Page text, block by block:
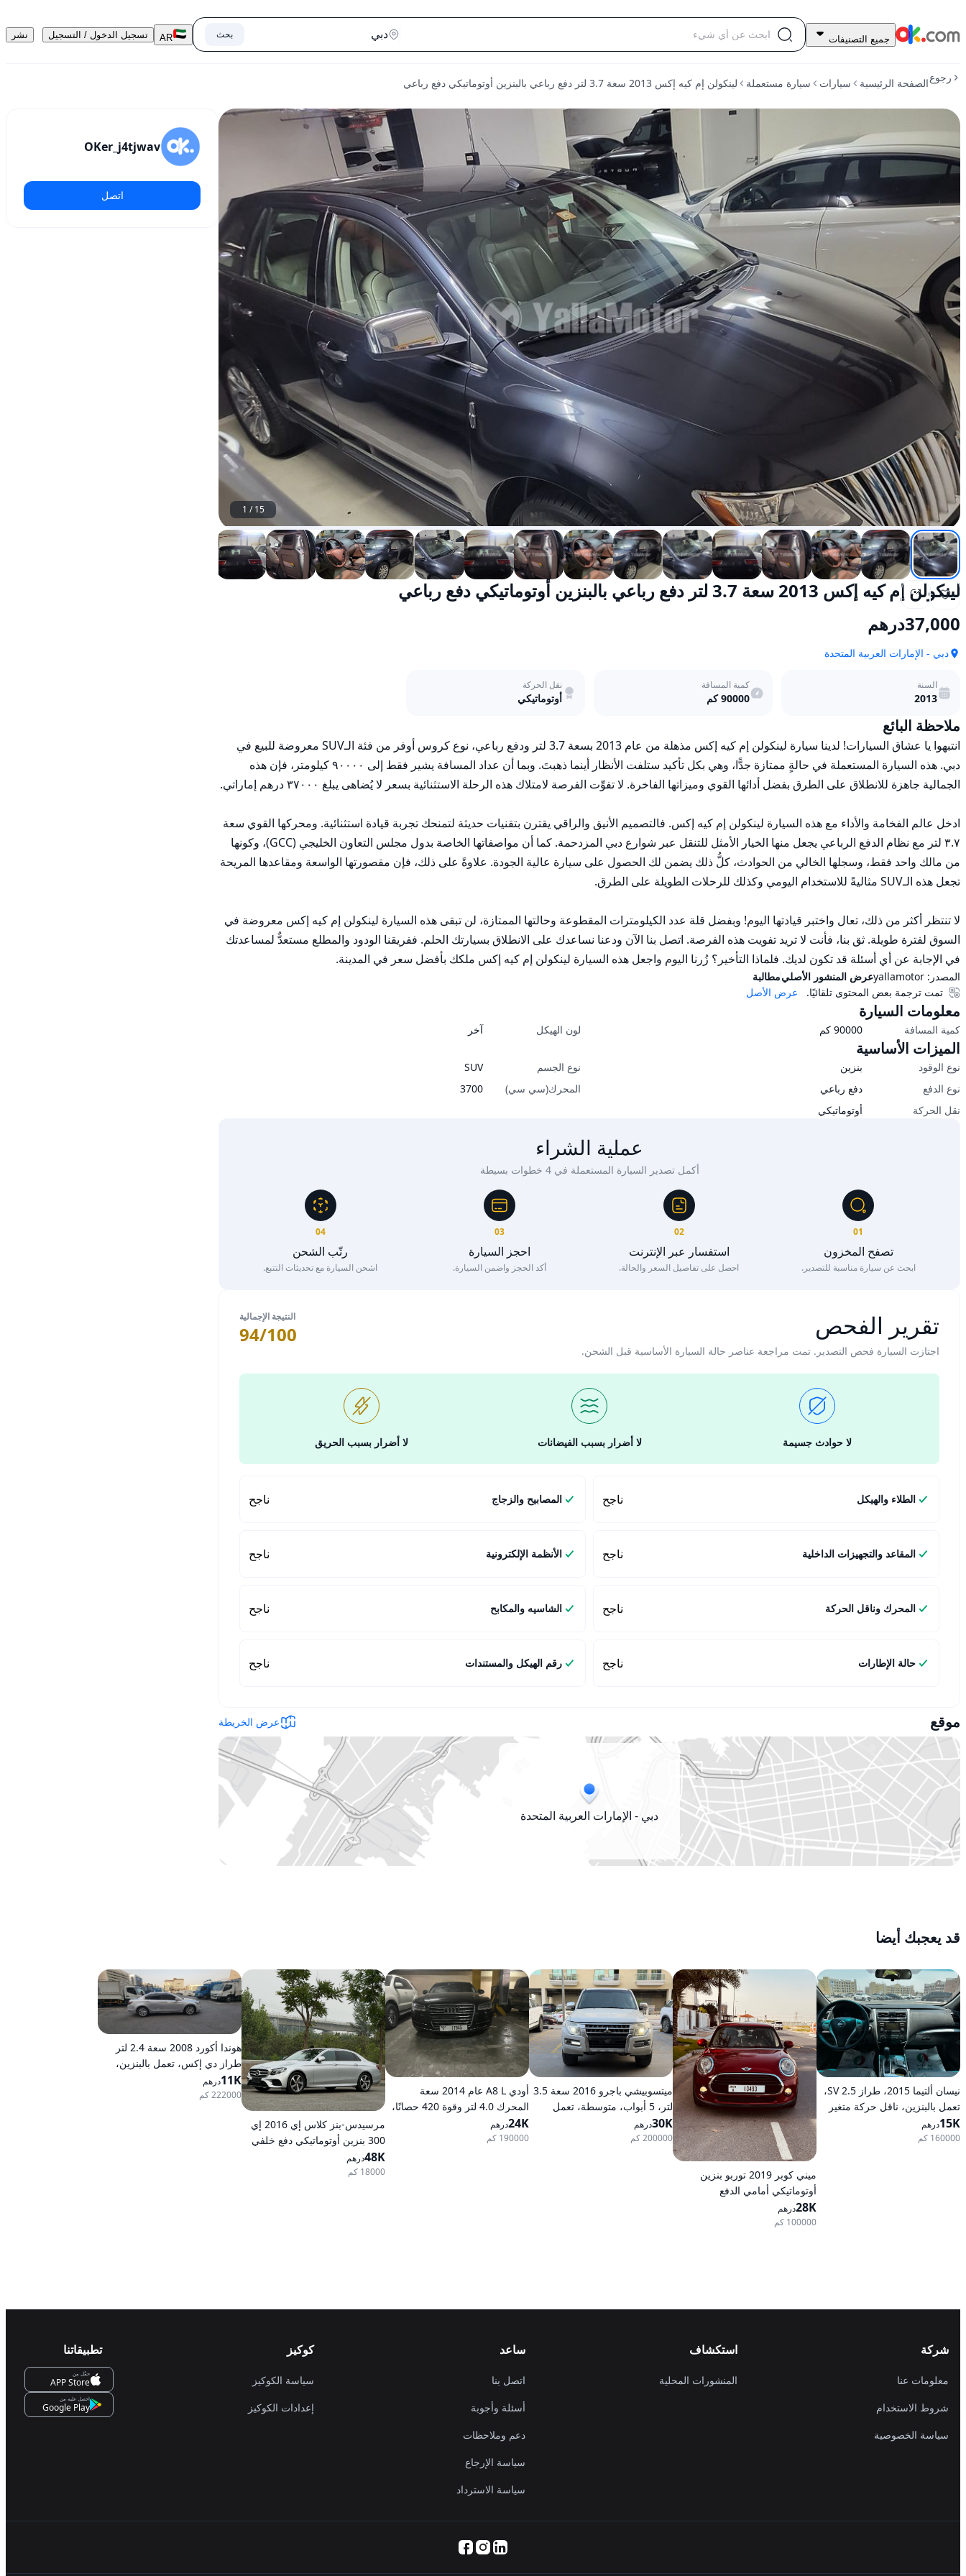
37,000
لينكولن
كيه
إكس
2013
سعة
3.7
رباعي
بالبنزين
أوتوماتيكي
دفع
رباعي
مستعمل
جميع التصنيفات بحث AR تسجيل الدخول / التسجيل نشر
رجوعالصفحة الرئيسية سيارات سيارة مستعملة لينكولن إم كيه إكس 2013 سعة 3.7 لتر دفع رباعي بالبنزين أوتوماتيكي دفع رباعي
1 /15
لينكولن إم كيه إكس 2013 سعة 3.7 لتر دفع رباعي بالبنزين أوتوماتيكي دفع رباعي
37,000درهم
دبي - الإمارات العربية المتحدة
السنة
2013
كمية المسافة
90000كم
نقل الحركة
أوتوماتيكي
ملاحظة البائع
في الإجابة عن أي أسئلة قد تكون لديك. فلماذا التأخير؟ زُرنا اليوم واجعل هذه السيارة لينكولن إم كيه إكس ملكك بأفضل سعر في المدينة.
المصدر: yallamotorعرض المنشور الأصليمطالبة
عرض الأصل
تمت ترجمة بعض المحتوى تلقائيًا.
معلومات السيارة
كمية المسافة 90000 كم لون الهيكل آخر
الميزات الأساسية
نوع الوقود بنزين نوع الجسم
SUV
نوع الدفع
دفع رباعي المحرك(سي سي)
3700
نقل الحركة
أوتوماتيكي
عملية الشراء
أكمل تصدير السيارة المستعملة في 4 خطوات بسيطة
01
تصفح المخزون
ابحث عن سيارة مناسبة للتصدير.
02
استفسار عبر الإنترنت
احصل على تفاصيل السعر والحالة.
03
احجز السيارة
أكد الحجز واضمن السيارة.
04
رتّب الشحن
اشحن السيارة مع تحديثات التتبع.
تقرير الفحص
اجتازت السيارة فحص التصدير. تمت مراجعة عناصر حالة السيارة الأساسية قبل الشحن.
النتيجة الإجمالية
94/100
لا حوادث جسيمة لا أضرار بسبب الفيضانات لا أضرار بسبب الحريق
الطلاء والهيكل ناجح المصابيح والزجاج ناجح
المقاعد والتجهيزات الداخلية ناجح الأنظمة الإلكترونية ناجح
المحرك وناقل الحركة ناجح الشاسيه والمكابح ناجح
حالة الإطارات ناجح رقم الهيكل والمستندات ناجح
موقع عرض الخريطة
دبي - الإمارات العربية المتحدة
OKer_j4tjwav
اتصل
قد يعجبك أيضا
نيسان ألتيما 2015، طراز 2.5 SV،
تعمل بالبنزين، ناقل حركة متغير
مستمر (CVT)، دفع أمامي
15Kدرهم
160000 كم
ميني كوبر 2019 توربو بنزين
أوتوماتيكي أمامي الدفع
28Kدرهم
100000 كم
ميتسوبيشي باجرو 2016 سعة 3.5
لتر، 5 أبواب، متوسطة، تعمل
بالبنزين، أوتوماتيكية، دفع رباعي
30Kدرهم
200000 كم
أودي A8 L عام 2014 سعة
المحرك 4.0 لتر وقوة 420 حصانًا،
تعمل بالبنزين، ناقل حركة
أوتوماتيكي، دفع كلي للعجلات
24Kدرهم
190000 كم
مرسيدس-بنز كلاس إي 2016 إي
300 بنزين أوتوماتيكي دفع خلفي
48Kدرهم
18000 كم
هوندا أكورد 2008 سعة 2.4 لتر
طراز دي إكس، تعمل بالبنزين،
ناقل حركة أوتوماتيكي، دفع أمامي
11Kدرهم
222000 كم
شركة
معلومات عنا
شروط الاستخدام
سياسة الخصوصية
استكشاف
المنشورات المحلية
ساعد
اتصل بنا
أسئلة وأجوبة
دعم وملاحظات
سياسة الإرجاع
سياسة الاسترداد
كوكيز
سياسة الكوكيز
إعدادات الكوكيز
تطبيقاتنا
حمِّل من
APP Store
احصل عليه من
Google Play